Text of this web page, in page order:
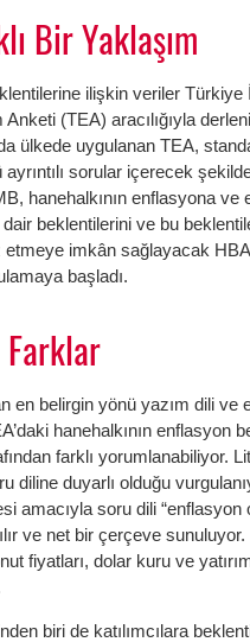
Bir Yaklaşım
ilişkin veriler
(TEA) aracılığıyla
ülkede uygulanan TEA,
sorular içerecek
hanehalkının enflasyona
beklentilerini ve bu
imkân sağlayacak
başladı.
en belirgin yönü yazım dili
hanehalkının
farklı yorumlanabiliyor.
diline duyarlı olduğu
amacıyla soru dili “enflasyon
ve net bir çerçeve
fiyatları, dolar kuru ve
biri de katılımcılara